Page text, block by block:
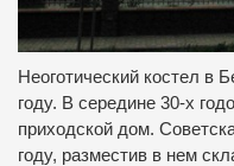
Неоготический костел в
году. В середине 30-х
приходской дом.
году, разместив в нем